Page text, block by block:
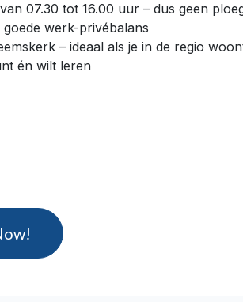
07.30 tot 16.00 uur – dus geen
werk-privébalans
– ideaal als je in de regio
én wilt leren